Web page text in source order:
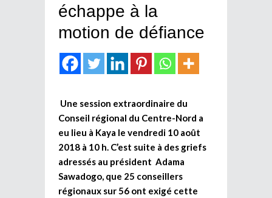
échappe à la
motion de défiance
Une session extraordinaire du
Conseil régional du Centre-Nord a
eu lieu à Kaya le vendredi 10 août
2018 à 10 h. C’est suite à des griefs
adressés au président Adama
Sawadogo, que 25 conseillers
régionaux sur 56 ont exigé cette